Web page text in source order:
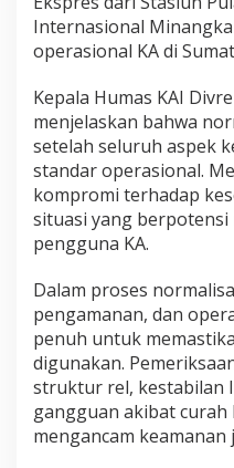
s
a
a
E
k
s
t
r
a
K
e
t
Internasional
operasional KA di
Kepala Humas KAI
menjelaskan bahwa
setelah seluruh aspek
standar operasional.
kompromi terhadap
situasi yang
pengguna KA.
Dalam proses
pengamanan, dan
penuh untuk
digunakan.
struktur rel, kestabilan
gangguan akibat
mengancam keamanan